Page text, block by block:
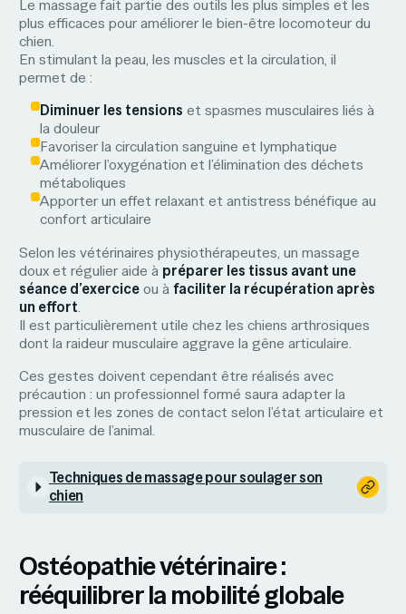
Le massagefait partie des outils les plus simples et les
plus efficaces pour améliorer le bien-être locomoteur du
chien.
En stimulant la peau, les muscles et la circulation, il
permet de :
Diminuer les tensions et spasmes musculaires liés à
la douleur
Favoriser la circulation sanguine et lymphatique
Améliorer l’oxygénation et l’élimination des déchets
métaboliques
Apporter un effet relaxant et antistress bénéfique au
confort articulaire
Selon les vétérinaires physiothérapeutes, un massage
doux et régulier aide à préparer les tissus avant une
séance d’exerciceou àfaciliter la récupération après
un effort.
Il est particulièrement utile chez les chiens arthrosiques
dont la raideur musculaire aggrave la gêne articulaire.
Ces gestes doivent cependant être réalisés avec
précaution : un professionnel formé saura adapter la
pression et les zones de contact selon l’état articulaire et
musculaire de l’animal.
Techniques de massage pour soulager son
chien
Ostéopathie vétérinaire :
rééquilibrer la mobilité globale